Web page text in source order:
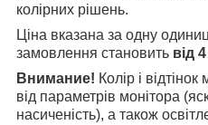
колірних рішень.
Ціна вказана за одну
замовлення становить від
Внимание! Колір і
від параметрів монітора
насиченість), а також